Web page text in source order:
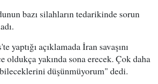
bazı silahların tedarikinde sorun
yaptığı açıklamada İran savaşını
oldukça yakında sona erecek. Çok daha
düşünmüyorum" dedi.